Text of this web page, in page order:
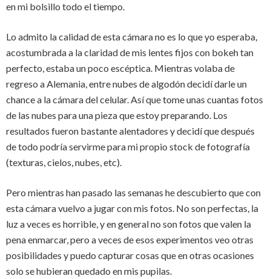
en mi bolsillo todo el tiempo.
Lo admito la calidad de esta cámara no es lo que yo esperaba,
acostumbrada a la claridad de mis lentes fijos con bokeh tan
perfecto, estaba un poco escéptica. Mientras volaba de
regreso a Alemania, entre nubes de algodón decidí darle un
chance a la cámara del celular. Así que tome unas cuantas fotos
de las nubes para una pieza que estoy preparando. Los
resultados fueron bastante alentadores y decidí que después
de todo podría servirme para mi propio stock de fotografía
(texturas, cielos, nubes, etc).
Pero mientras han pasado las semanas he descubierto que con
esta cámara vuelvo a jugar con mis fotos. No son perfectas, la
luz a veces es horrible, y en general no son fotos que valen la
pena enmarcar, pero a veces de esos experimentos veo otras
posibilidades y puedo capturar cosas que en otras ocasiones
solo se hubieran quedado en mis pupilas.